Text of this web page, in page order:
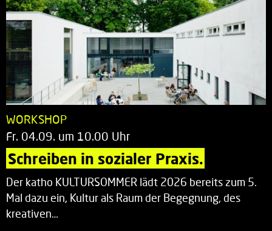
WORKSHOP
Fr. 04.09. um 10.00 Uhr
Schreiben in sozialer Praxis.
Der katho KULTURSOMMER lädt 2026 bereits zum 5.
Mal dazu ein, Kultur als Raum der Begegnung, des
kreativen…